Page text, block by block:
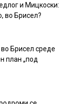
и Мицкоски:
во Брисел?
Брисел среде
план „под